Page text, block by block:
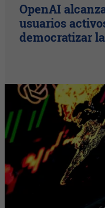
OpenAI
usuarios
democratizar